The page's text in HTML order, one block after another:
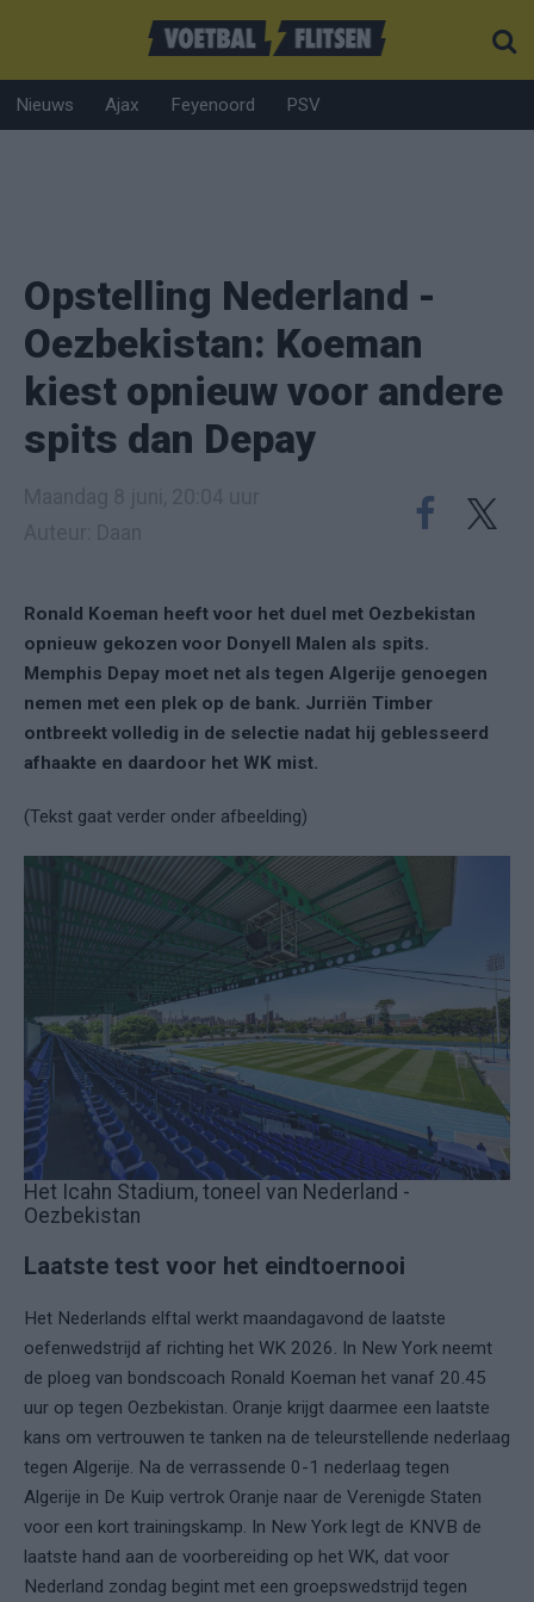
Nieuws Ajax Feyenoord PSV
Opstelling Nederland -
Oezbekistan: Koeman
kiest opnieuw voor andere
spits dan Depay
Ronald Koeman heeft voor het duel met Oezbekistan
opnieuw gekozen voor Donyell Malen als spits.
Memphis Depay moet net als tegen Algerije genoegen
nemen met een plek op de bank. Jurriën Timber
ontbreekt volledig in de selectie nadat hij geblesseerd
afhaakte en daardoor het WK mist.
(Tekst gaat verder onder afbeelding)
Het Icahn Stadium, toneel van Nederland -
Oezbekistan
Laatste test voor het eindtoernooi
Het Nederlands elftal werkt maandagavond de laatste
oefenwedstrijd af richting het WK 2026. In New York neemt
de ploeg van bondscoach Ronald Koeman het vanaf 20.45
uur op tegen Oezbekistan. Oranje krijgt daarmee een laatste
kans om vertrouwen te tanken na de teleurstellende nederlaag
tegen Algerije. Na de verrassende 0-1 nederlaag tegen
Algerije in De Kuip vertrok Oranje naar de Verenigde Staten
voor een kort trainingskamp. In New York legt de KNVB de
laatste hand aan de voorbereiding op het WK, dat voor
Nederland zondag begint met een groepswedstrijd tegen